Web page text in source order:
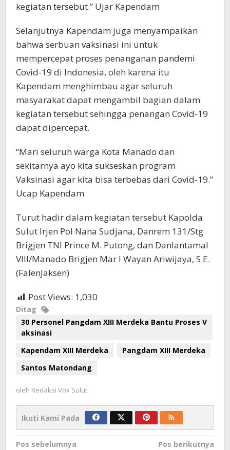
kegiatan tersebut.” Ujar Kapendam
Selanjutnya Kapendam juga menyampaikan
bahwa serbuan vaksinasi ini untuk
mempercepat proses penanganan pandemi
Covid-19 di Indonesia, oleh karena itu
Kapendam menghimbau agar seluruh
masyarakat dapat mengambil bagian dalam
kegiatan tersebut sehingga penangan Covid-19
dapat dipercepat.
“Mari seluruh warga Kota Manado dan
sekitarnya ayo kita sukseskan program
Vaksinasi agar kita bisa terbebas dari Covid-19.”
Ucap Kapendam
Turut hadir dalam kegiatan tersebut Kapolda
Sulut Irjen Pol Nana Sudjana, Danrem 131/Stg
Brigjen TNI Prince M. Putong, dan Danlantamal
VIII/Manado Brigjen Mar I Wayan Ariwijaya, S.E.
(FalenJaksen)
Post Views: 1,030
Ditag
30 Personel Pangdam XIII Merdeka Bantu Proses V
aksinasi
Kapendam XIII Merdeka
Pangdam XIII Merdeka
Santos Matondang
oleh Redaksi Vox Sulut
Ikuti Kami Pada
Navigasi
Pos sebelumnya Pos berikutnya